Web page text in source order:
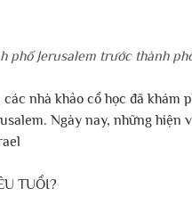
phố Jerusalem trước thành
nhà khảo cổ học đã khám
Ngày nay, những
TUỔI?